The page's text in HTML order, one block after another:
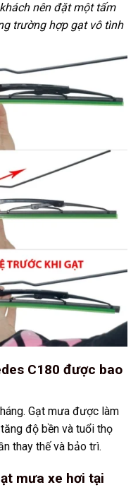
nên đặt một tấm
trường hợp gạt vô tình
C180 được bao
Gạt mưa được làm
độ bền và tuổi thọ
thay thế và bảo trì.
mưa xe hơi tại